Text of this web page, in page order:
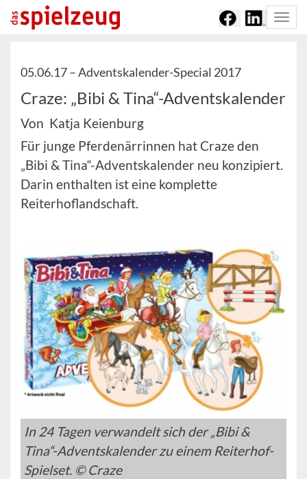
05.06.17 –Adventskalender-Special 2017
Craze: „Bibi & Tina“-Adventskalender
Von Katja Keienburg
Für junge Pferdenärrinnen hat Craze den
„Bibi & Tina“-Adventskalender neu konzipiert.
Darin enthalten ist eine komplette
Reiterhoflandschaft.
In 24 Tagen verwandelt sich der „Bibi &
Tina“-Adventskalender zu einem Reiterhof-
Spielset. © Craze